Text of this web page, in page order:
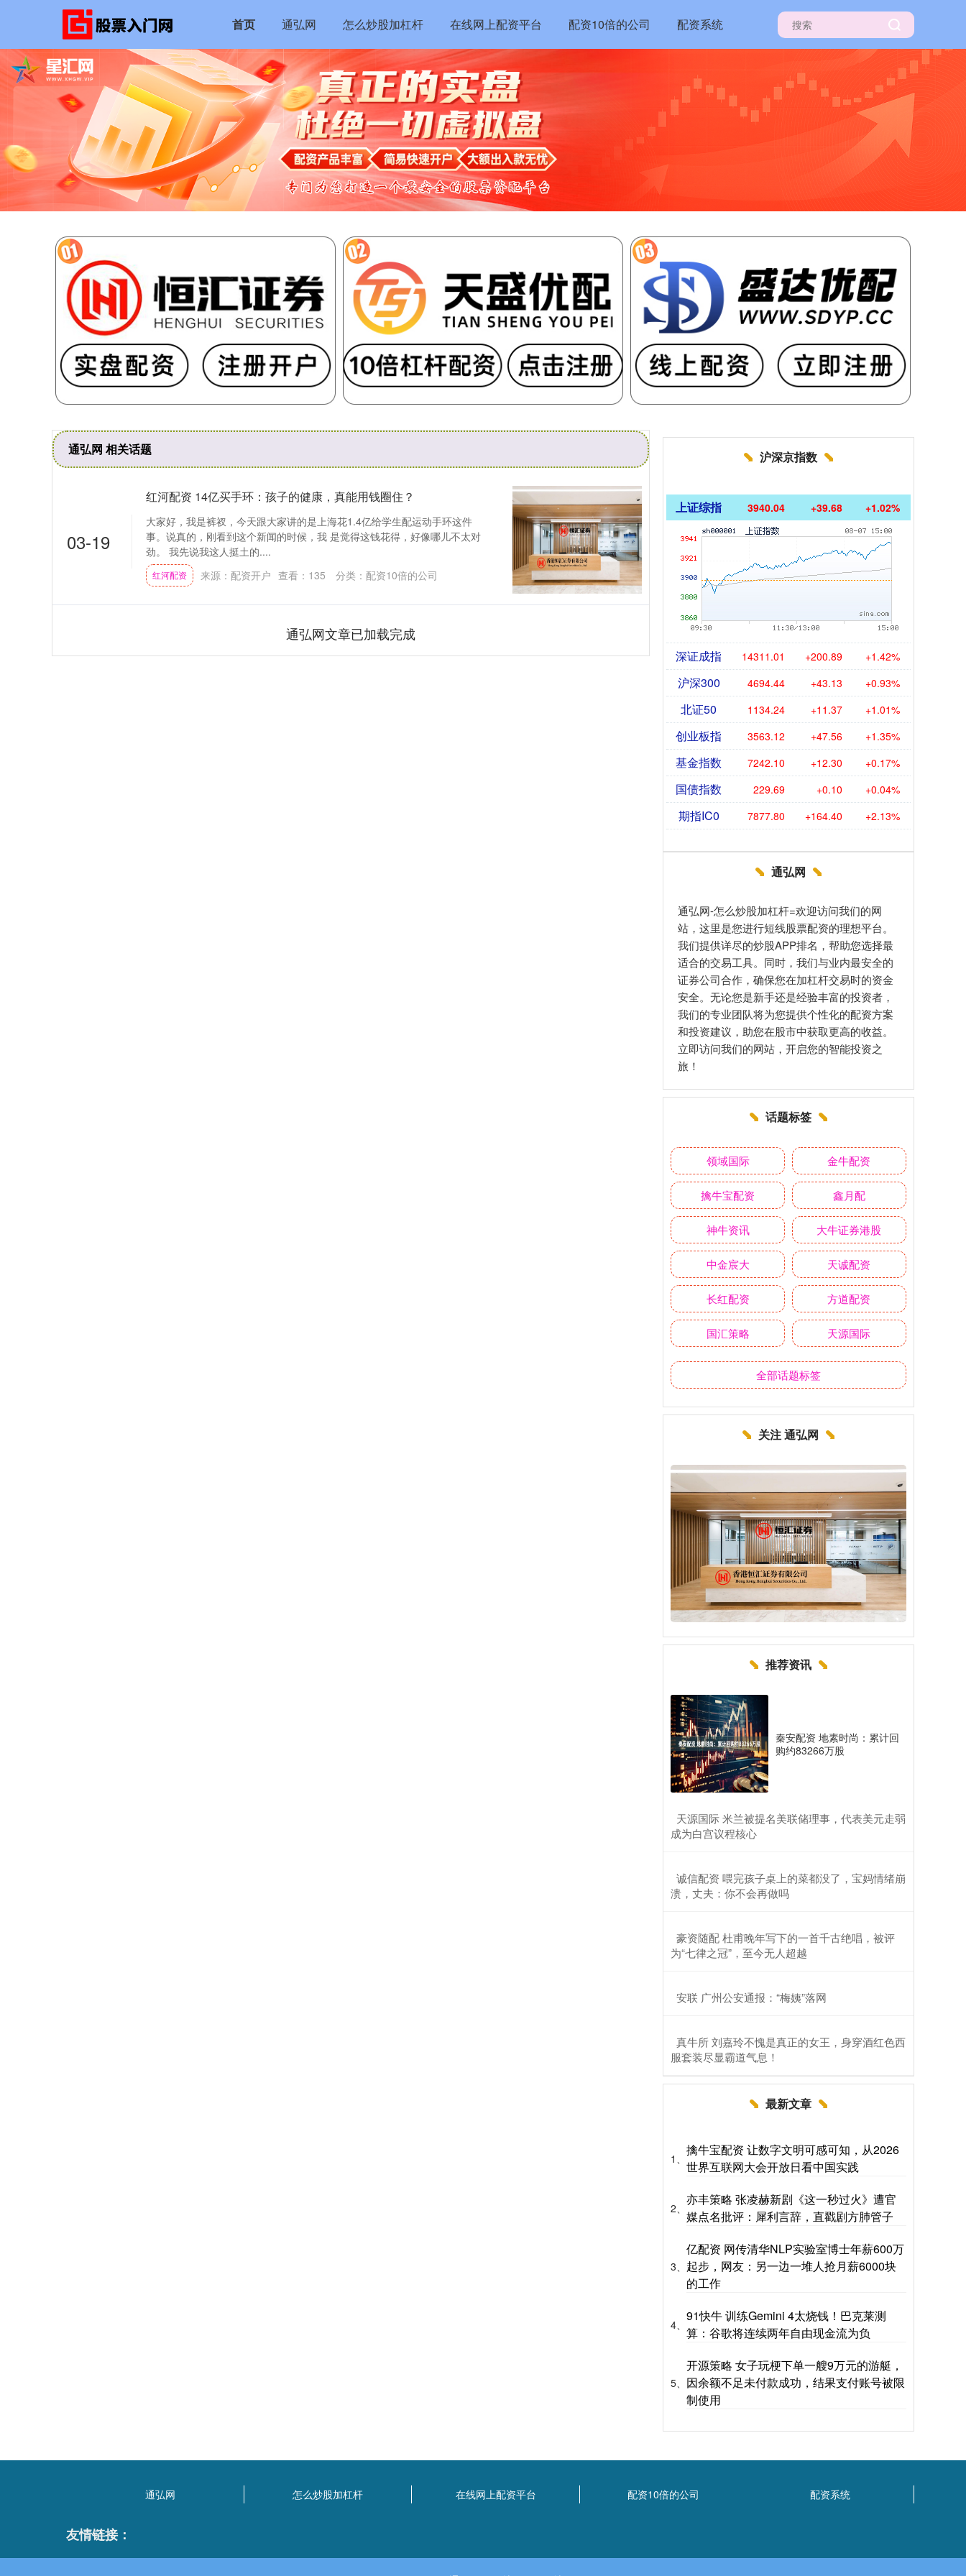
首页 通弘网 怎么炒股加杠杆 在线网上配资平台 配资10倍的公司 配资系统
通弘网 相关话题
03-19
红河配资 14亿买手环：孩子的健康，真能用钱圈住？
大家好，我是裤衩，今天跟大家讲的是上海花1.4亿给学生配运动手环这件
事。说真的，刚看到这个新闻的时候，我 是觉得这钱花得，好像哪儿不太对
劲。 我先说我这人挺土的....
红河配资 来源：配资开户 查看： 135 分类： 配资10倍的公司
通弘网文章已加载完成
沪深京指数
上证综指 3940.04 +39.68 +1.02%
深证成指 14311.01 +200.89 +1.42%
沪深300 4694.44 +43.13 +0.93%
北证50 1134.24 +11.37 +1.01%
创业板指 3563.12 +47.56 +1.35%
基金指数 7242.10 +12.30 +0.17%
国债指数 229.69 +0.10 +0.04%
期指IC0 7877.80 +164.40 +2.13%
通弘网
通弘网-怎么炒股加杠杆=欢迎访问我们的网
站，这里是您进行短线股票配资的理想平台。
我们提供详尽的炒股APP排名，帮助您选择最
适合的交易工具。同时，我们与业内最安全的
证券公司合作，确保您在加杠杆交易时的资金
安全。无论您是新手还是经验丰富的投资者，
我们的专业团队将为您提供个性化的配资方案
和投资建议，助您在股市中获取更高的收益。
立即访问我们的网站，开启您的智能投资之
旅！
话题标签
领域国际 金牛配资
擒牛宝配资 鑫月配
神牛资讯 大牛证券港股
中金宸大 天诚配资
长红配资 方道配资
国汇策略 天源国际
全部话题标签
关注 通弘网
推荐资讯
秦安配资 地素时尚：累计回
购约83266万股
​天源国际 米兰被提名美联储理事，代表美元走弱
成为白宫议程核心
​诚信配资 喂完孩子桌上的菜都没了，宝妈情绪崩
溃，丈夫：你不会再做吗
​豪资随配 杜甫晚年写下的一首千古绝唱，被评
为“七律之冠”，至今无人超越
​安联 广州公安通报：“梅姨”落网
​真牛所 刘嘉玲不愧是真正的女王，身穿酒红色西
服套装尽显霸道气息！
最新文章
1、
擒牛宝配资 让数字文明可感可知，从2026
世界互联网大会开放日看中国实践
2、
亦丰策略 张凌赫新剧《这一秒过火》遭官
媒点名批评：犀利言辞，直戳剧方肺管子
3、
亿配资 网传清华NLP实验室博士年薪600万
起步，网友：另一边一堆人抢月薪6000块
的工作
4、
91快牛 训练Gemini 4太烧钱！巴克莱测
算：谷歌将连续两年自由现金流为负
5、
开源策略 女子玩梗下单一艘9万元的游艇，
因余额不足未付款成功，结果支付账号被限
制使用
通弘网 怎么炒股加杠杆 在线网上配资平台 配资10倍的公司 配资系统
友情链接：